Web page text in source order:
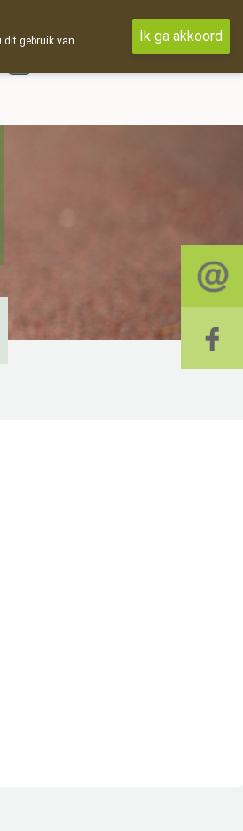
dit gebruik van
Ik ga akkoord